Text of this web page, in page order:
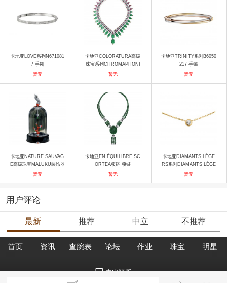
卡地亚LOVE系列N671081
7 手镯
暂无
卡地亚COLORATURA高级
珠宝系列CHROMAPHONI
A项链 项链
暂无
卡地亚TRINITY系列B6050
217 手镯
暂无
卡地亚NATURE SAUVAG
E高级珠宝MALUKU装饰器
物 胸针
暂无
卡地亚EN ÉQUILIBRE SC
ORTEA项链 项链
暂无
卡地亚DIAMANTS LÉGE
RS系列DIAMANTS LÉGE
RS B7215500 项链
暂无
用户评论
最新 推荐 中立 不推荐
首页 资讯 查腕表 论坛 作业 珠宝 明星
去电脑版